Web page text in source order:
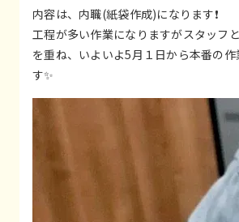
内容は、内職(紙袋作成)になります❗
工程が多い作業になりますがスタッフ
を重ね、いよいよ5月１日から本番の
す✨